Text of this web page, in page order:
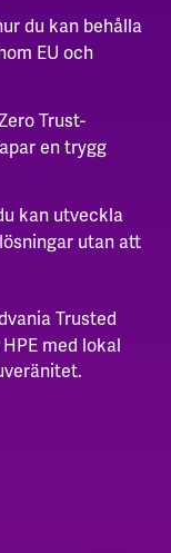
du kan behålla
EU och
Trust-
en trygg
kan utveckla
utan att
Trusted
med lokal